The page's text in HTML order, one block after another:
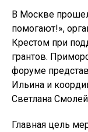
В Москве
помогают!»,
Крестом при
грантов.
форуме
Ильина и
Светлана
Главная цель